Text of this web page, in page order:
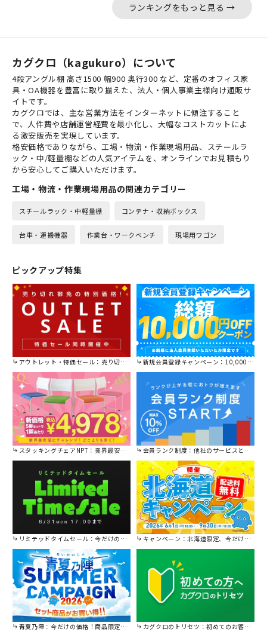
ランキングをもっと見る →
カグクロ（kagukuro）について
4段アングル棚 高さ1500 幅900 奥行300 など、定番のオフィス家
具・OA機器を豊富に取り揃えた、法人・個人事業主様向け通販サ
イトです。
カグクロでは、主な営業方法をインターネットに傾注すること
で、人件費や店舗運営経費を最小化し、大幅なコストカットによ
る激安販売を実現しています。
格安価格でありながら、工場・物流・作業現場用品、スチールラ
ック・中/軽量棚などの人気アイテムを、オンラインでお見積もり
から安心してご購入いただけます。
工場・物流・作業現場用品の関連カテゴリー
スチールラック・中軽量棚 コンテナ・収納ボックス
台車・運搬機器 作業台・ワークベンチ 現場用ワゴン
ピックアップ特集
アウトレット・特価セール：売り切れ御免の特別価格！ 新規会員登録キャンペーン：10,000円OFFクーポン進呈中！
スタッキングチェアNPT：業界最安値に挑戦！ 会員ランク制度：他社のサービスと比較してください。
リミテッドタイムセール：今だけの限定セール。 キャンペーン：北海道限定、今だけ送料無料！
青夏乃陣：今だけの価格！商品限定セール開催中です。 カグクロのトリセツ：初めてのお客様はこちら。